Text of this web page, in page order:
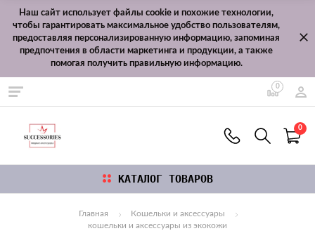
Наш сайт использует файлы cookie и похожие технологии,
чтобы гарантировать максимальное удобство пользователям,
предоставляя персонализированную информацию, запоминая
предпочтения в области маркетинга и продукции, а также
помогая получить правильную информацию.
0
0
КАТАЛОГ ТОВАРОВ
Главная
Кошельки и аксессуары
кошельки и аксессуары из экокожи